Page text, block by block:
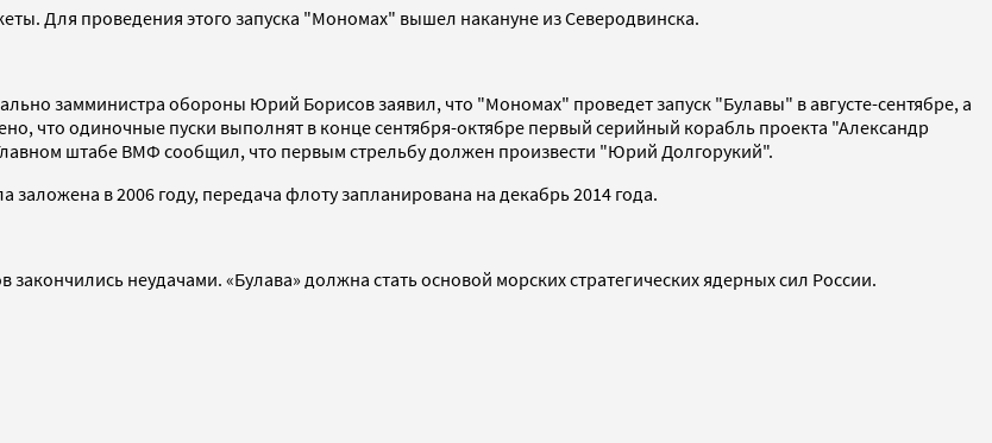
Для проведения этого запуска "Мономах" вышел накануне из Северодвинска.
замминистра обороны Юрий Борисов заявил, что "Мономах" проведет запуск "Булавы" в августе-сентябре, а
что одиночные пуски выполнят в конце сентября-октябре первый серийный корабль проекта "Александр
штабе ВМФ сообщил, что первым стрельбу должен произвести "Юрий Долгорукий".
в 2006 году, передача флоту запланирована на декабрь 2014 года.
неудачами. «Булава» должна стать основой морских стратегических ядерных сил России.